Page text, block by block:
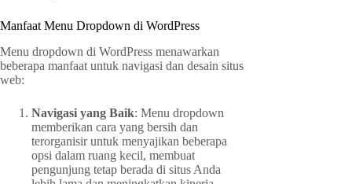
Manfaat Menu Dropdown di WordPress
Menu dropdown di WordPress menawarkan
beberapa manfaat untuk navigasi dan desain situs
web:
Navigasi yang Baik: Menu dropdown
memberikan cara yang bersih dan
terorganisir untuk menyajikan beberapa
opsi dalam ruang kecil, membuat
pengunjung tetap berada di situs Anda